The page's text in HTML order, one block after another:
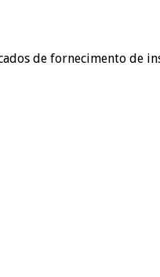
de fornecimento de